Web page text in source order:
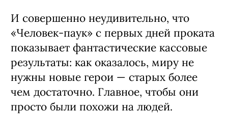
И совершенно неудивительно, что
«Человек-паук» с первых дней проката
показывает фантастические кассовые
результаты: как оказалось, миру не
нужны новые герои — старых более
чем достаточно. Главное, чтобы они
просто были похожи на людей.